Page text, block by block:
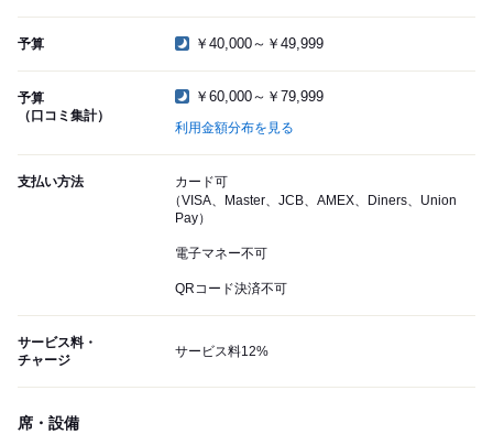
予算 ￥40,000～￥49,999
予算
（口コミ集計）
￥60,000～￥79,999
利用金額分布を見る
支払い方法
カード可
（VISA、Master、JCB、AMEX、Diners、Union
Pay）
電子マネー不可
QRコード決済不可
サービス料・
チャージ
サービス料12%
席・設備